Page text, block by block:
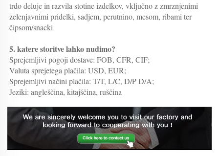
trdo deluje in razvila stotine izdelkov, vključno z zmrznjenimi
zelenjavnimi pridelki, sadjem, perutnino, mesom, ribami ter
čipsom/snacki
5. katere storitve lahko nudimo?
Sprejemljivi pogoji dostave: FOB, CFR, CIF;
Valuta sprejetega plačila: USD, EUR;
Sprejemljivi načini plačila: T/T, L/C, D/P D/A;
Jeziki: angleščina, kitajščina, ruščina